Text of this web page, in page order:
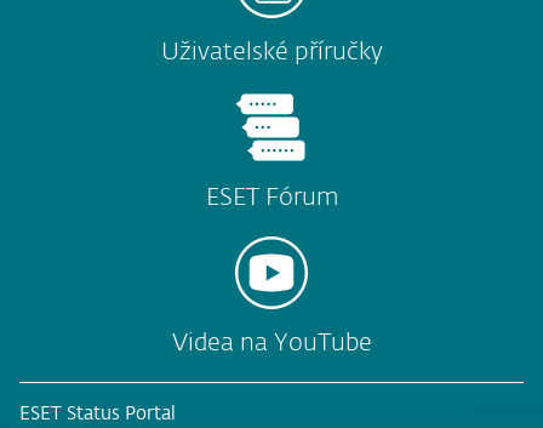
Uživatelské příručky
ESET Fórum
Videa na YouTube
ESET Status Portal